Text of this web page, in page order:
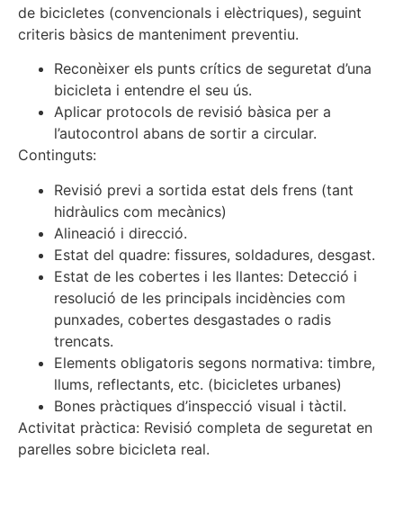
de bicicletes (convencionals i elèctriques), seguint
criteris bàsics de manteniment preventiu.
Reconèixer els punts crítics de seguretat d’una
bicicleta i entendre el seu ús.
Aplicar protocols de revisió bàsica per a
l’autocontrol abans de sortir a circular.
Continguts:
Revisió previ a sortida estat dels frens (tant
hidràulics com mecànics)
Alineació i direcció.
Estat del quadre: fissures, soldadures, desgast.
Estat de les cobertes i les llantes: Detecció i
resolució de les principals incidències com
punxades, cobertes desgastades o radis
trencats.
Elements obligatoris segons normativa: timbre,
llums, reflectants, etc. (bicicletes urbanes)
Bones pràctiques d’inspecció visual i tàctil.
Activitat pràctica: Revisió completa de seguretat en
parelles sobre bicicleta real.